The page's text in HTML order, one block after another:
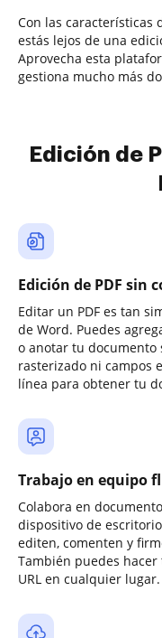
Con las características
estás lejos de una
Aprovecha esta
gestiona mucho más
Edición de
Edición de PDF sin
Editar un PDF es tan
de Word. Puedes
o anotar tu documento
rasterizado ni campos
línea para obtener tu
Trabajo en equipo
Colabora en
dispositivo de
editen, comenten y
También puedes
URL en cualquier lugar.